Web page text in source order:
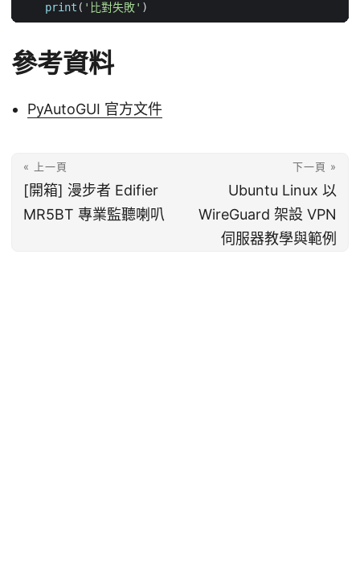
print ( '比對失敗' )
參考資料
PyAutoGUI 官方文件
« 上一頁
[開箱] 漫步者 Edifier
MR5BT 專業監聽喇叭
下一頁 »
Ubuntu Linux 以
WireGuard 架設 VPN
伺服器教學與範例